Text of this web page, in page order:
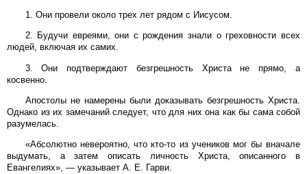
1. Они провели около трех лет рядом с Иисусом.
2. Будучи евреями, они с рождения знали о греховности всех
людей, включая их самих.
3. Они подтверждают безгрешность Христа не прямо, а
косвенно.
Апостолы не намерены были доказывать безгрешность Христа.
Однако из их замечаний следует, что для них она как бы сама собой
разумелась.
«Абсолютно невероятно, что кто-то из учеников мог бы вначале
выдумать, а затем описать личность Христа, описанного в
Евангелиях», — указывает А. Е. Гарви.